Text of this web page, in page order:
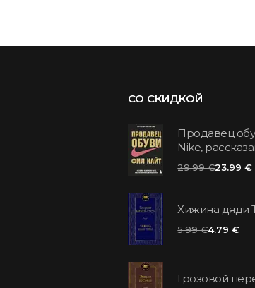
СО СКИДКОЙ
Продавец
Nike,
29.99 €23.99 €
Хижина дяди
5.99 €4.79 €
Грозовой